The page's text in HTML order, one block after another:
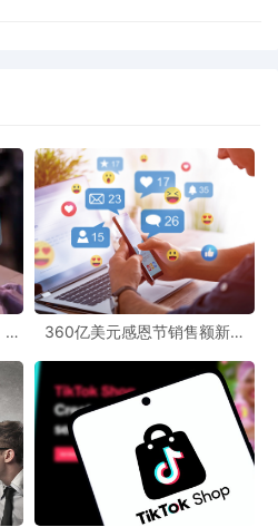
360亿美元感恩节销售额新纪
新风潮！